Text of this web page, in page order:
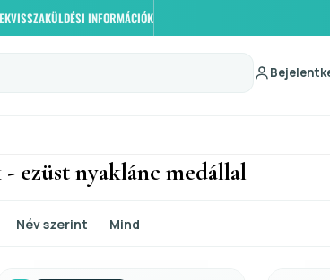
VISSZAKÜLDÉSI INFORMÁCIÓK
ezüst nyaklánc medállal
Név szerint Mind